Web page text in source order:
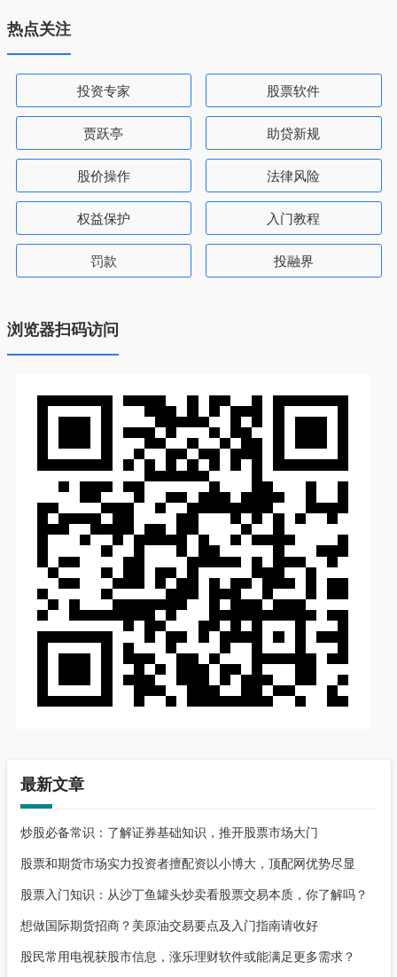
热点关注
投资专家 股票软件
贾跃亭 助贷新规
股价操作 法律风险
权益保护 入门教程
罚款 投融界
浏览器扫码访问
最新文章
炒股必备常识：了解证券基础知识，推开股票市场大门
股票和期货市场实力投资者擅配资以小博大，顶配网优势尽显
股票入门知识：从沙丁鱼罐头炒卖看股票交易本质，你了解吗？
想做国际期货招商？美原油交易要点及入门指南请收好
股民常用电视获股市信息，涨乐理财软件或能满足更多需求？